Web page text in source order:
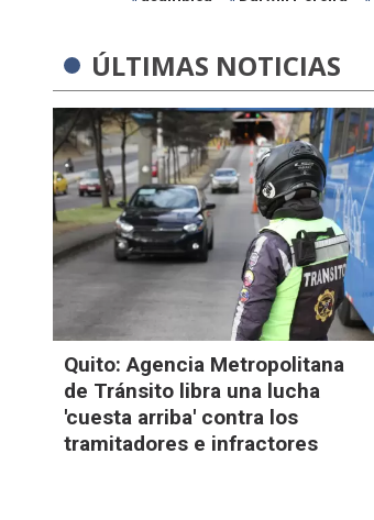
ÚLTIMAS NOTICIAS
Quito: Agencia Metropolitana
de Tránsito libra una lucha
'cuesta arriba' contra los
tramitadores e infractores